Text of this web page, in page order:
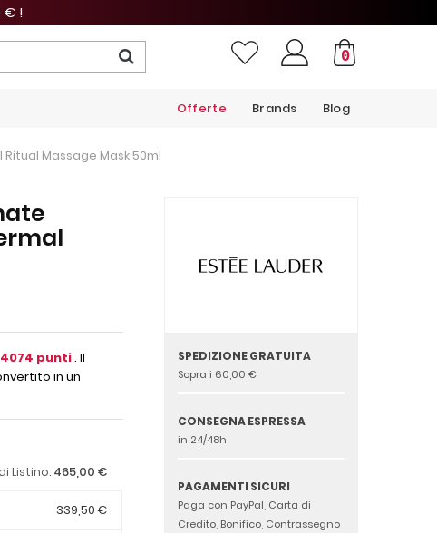
€ !
0
Blog
Brands
Offerte
Massage Mask 50ml
4074 punti. Il
in un
Listino: 465,00 €
339,50 €
SPEDIZIONE GRATUITA
Sopra i 60,00 €
CONSEGNA ESPRESSA
in 24/48h
PAGAMENTI SICURI
Paga con PayPal, Carta di
Credito, Bonifico, Contrassegno